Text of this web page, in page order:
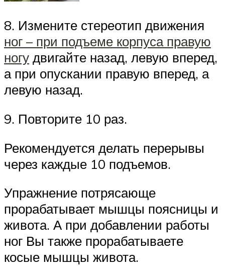
8. Измените стереотип движения
ног – при подъеме корпуса правую
ногу двигайте назад, левую вперед,
а при опускании правую вперед, а
левую назад.
9. Повторите 10 раз.
Рекомендуется делать перерывы
через каждые 10 подъемов.
Упражнение потрясающе
прорабатывает мышцы поясницы и
живота. А при добавлении работы
ног Вы также прорабатываете
косые мышцы живота.